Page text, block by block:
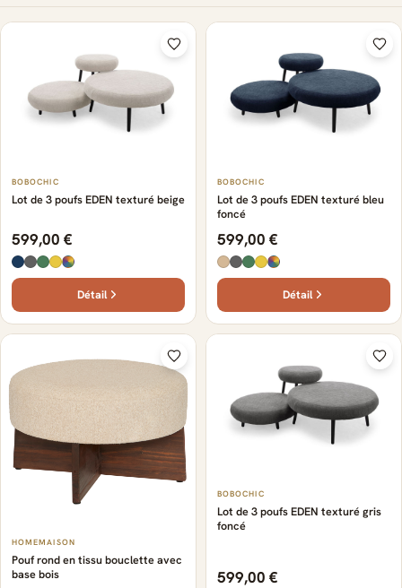
BOBOCHIC
Lot de 3 poufs EDEN texturé beige
599,00 €
Détail
BOBOCHIC
Lot de 3 poufs EDEN texturé bleu
foncé
599,00 €
Détail
HOMEMAISON
Pouf rond en tissu bouclette avec
base bois
BOBOCHIC
Lot de 3 poufs EDEN texturé gris
foncé
599,00 €